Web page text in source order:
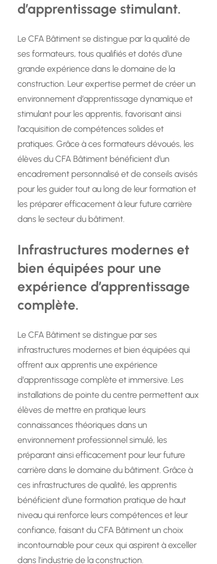
d’apprentissage stimulant.
Le CFA Bâtiment se distingue par la qualité de
ses formateurs, tous qualifiés et dotés d’une
grande expérience dans le domaine de la
construction. Leur expertise permet de créer un
environnement d’apprentissage dynamique et
stimulant pour les apprentis, favorisant ainsi
l’acquisition de compétences solides et
pratiques. Grâce à ces formateurs dévoués, les
élèves du CFA Bâtiment bénéficient d’un
encadrement personnalisé et de conseils avisés
pour les guider tout au long de leur formation et
les préparer efficacement à leur future carrière
dans le secteur du bâtiment.
Infrastructures modernes et
bien équipées pour une
expérience d’apprentissage
complète.
Le CFA Bâtiment se distingue par ses
infrastructures modernes et bien équipées qui
offrent aux apprentis une expérience
d’apprentissage complète et immersive. Les
installations de pointe du centre permettent aux
élèves de mettre en pratique leurs
connaissances théoriques dans un
environnement professionnel simulé, les
préparant ainsi efficacement pour leur future
carrière dans le domaine du bâtiment. Grâce à
ces infrastructures de qualité, les apprentis
bénéficient d’une formation pratique de haut
niveau qui renforce leurs compétences et leur
confiance, faisant du CFA Bâtiment un choix
incontournable pour ceux qui aspirent à exceller
dans l’industrie de la construction.